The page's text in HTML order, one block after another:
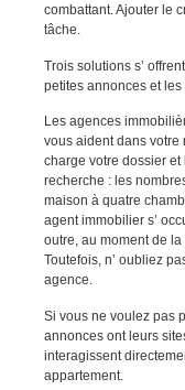
combattant. Ajouter le
tâche.
Trois solutions s’
petites annonces et les
Les agences
vous aident dans votre
charge votre dossier
recherche : les
maison à quatre
agent immobilier s’
outre, au moment de
Toutefois, n’ oubliez
agence.
Si vous ne voulez pas
annonces ont leurs
interagissent
appartement.